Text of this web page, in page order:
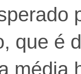
que é
média